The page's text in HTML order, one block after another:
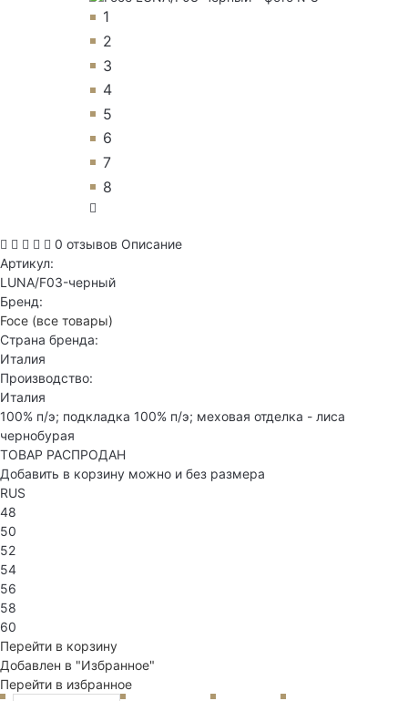
1
2
3
4
5
6
7
8
0 отзывов Описание
Артикул:
LUNA/F03-черный
Бренд:
Foce (все товары)
Страна бренда:
Италия
Производство:
Италия
100% п/э; подкладка 100% п/э; меховая отделка - лиса
чернобурая
ТОВАР РАСПРОДАН
Добавить в корзину можно и без размера
RUS
48
50
52
54
56
58
60
Перейти в корзину
Добавлен в "Избранное"
Перейти в избранное